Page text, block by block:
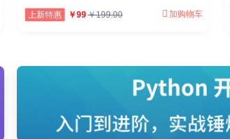
上新特惠 ￥99￥199.00 加购物车